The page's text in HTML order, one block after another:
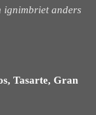
ignimbriet anders
Tasarte, Gran